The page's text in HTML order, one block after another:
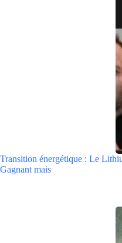
Transition énergétique : Le
Gagnant mais